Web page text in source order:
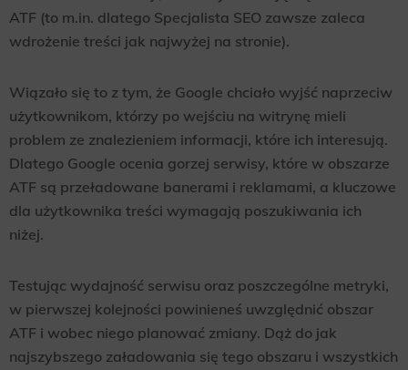
ATF (to m.in. dlatego Specjalista SEO zawsze zaleca
wdrożenie treści jak najwyżej na stronie).
Wiązało się to z tym, że Google chciało wyjść naprzeciw
użytkownikom, którzy po wejściu na witrynę mieli
problem ze znalezieniem informacji, które ich interesują.
Dlatego Google ocenia gorzej serwisy, które w obszarze
ATF są przeładowane banerami i reklamami, a kluczowe
dla użytkownika treści wymagają poszukiwania ich
niżej.
Testując wydajność serwisu oraz poszczególne metryki,
w pierwszej kolejności powinieneś uwzględnić obszar
ATF i wobec niego planować zmiany. Dąż do jak
najszybszego załadowania się tego obszaru i wszystkich